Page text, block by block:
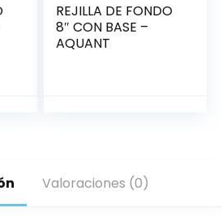
REJILLA DE FONDO
8″ CON BASE –
AQUANT
Valoraciones (0)